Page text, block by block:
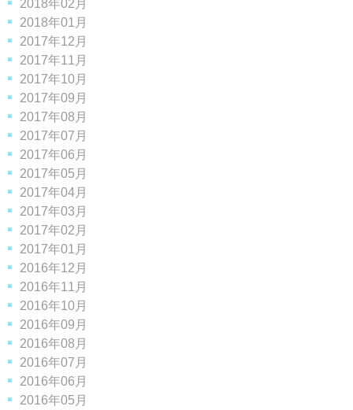
2018年02月
2018年01月
2017年12月
2017年11月
2017年10月
2017年09月
2017年08月
2017年07月
2017年06月
2017年05月
2017年04月
2017年03月
2017年02月
2017年01月
2016年12月
2016年11月
2016年10月
2016年09月
2016年08月
2016年07月
2016年06月
2016年05月